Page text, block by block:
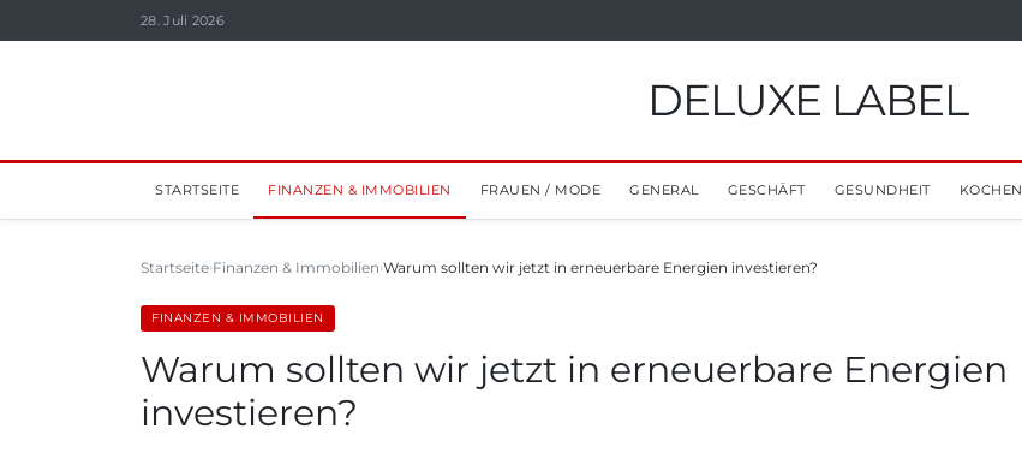
28. Juli 2026
DELUXE LABEL
STARTSEITE FINANZEN & IMMOBILIEN FRAUEN / MODE GENERAL GESCHÄFT GESUNDHEIT KOCHEN
Startseite Finanzen & Immobilien Warum sollten wir jetzt in erneuerbare Energien investieren?
FINANZEN & IMMOBILIEN
Warum sollten wir jetzt in erneuerbare Energien
investieren?